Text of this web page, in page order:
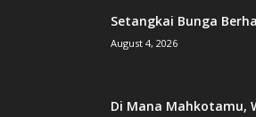
Setangkai Bunga
August 4, 2026
Di Mana Mahkotamu,